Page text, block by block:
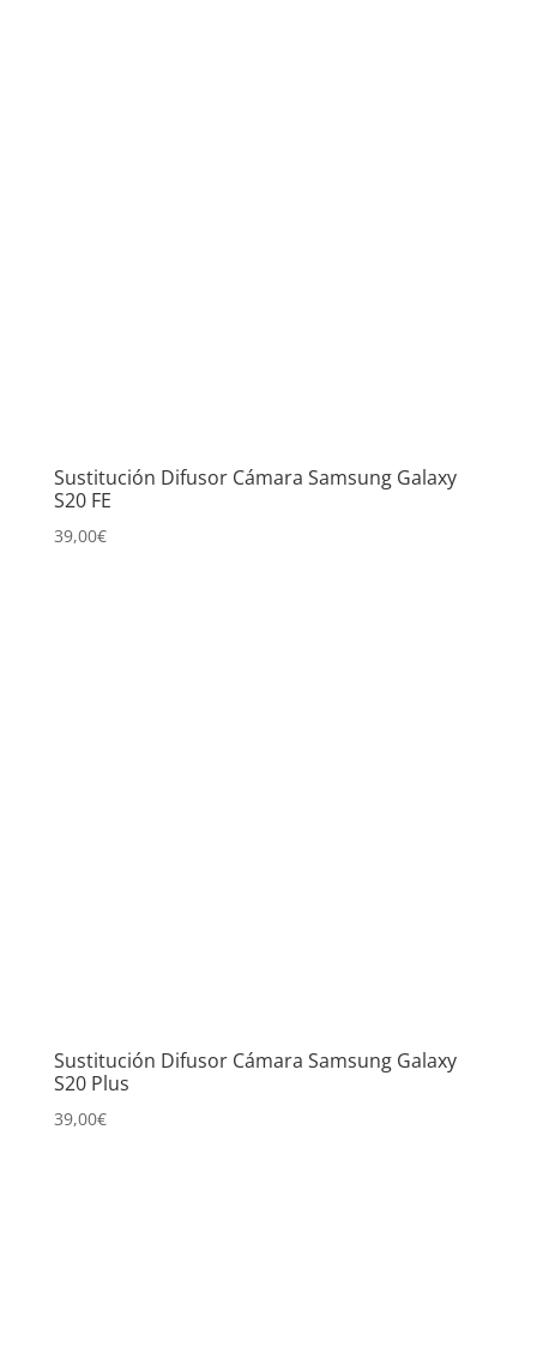
Sustitución Difusor Cámara Samsung Galaxy
S20 FE
39,00€
Sustitución Difusor Cámara Samsung Galaxy
S20 Plus
39,00€